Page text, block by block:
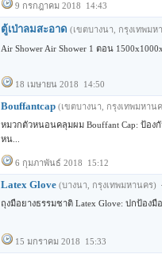
9 กรกฎาคม 2018 14:43
ตู้เป่าลมสะอาด (เขตบางนา, กรุงเทพมห
Air Shower Air Shower 1 ตอน
18 เมษายน 2018 14:50
Bouffantcap (เขตบางนา, กรุงเทพมหาน
หมวกตัวหนอนคลุมผม Bouffant Cap: ป้อง
หน...
6 กุมภาพันธ์ 2018 15:12
Latex Glove (บางนา, กรุงเทพมหานคร)
ถุงมือยางธรรมชาติ Latex Glove: ปกป้อง
15 มกราคม 2018 15:33